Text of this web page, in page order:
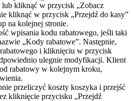
lub kliknąć w przycisk „Zobacz
kliknąć w przycisk „Przejdź do kasy”
na kolejnej stronie.
wpisania kodu rabatowego, jeśli taki
„Kody rabatowe”. Następnie,
i kliknięciu w przycisk
ulegnie modyfikacji. Klient
rabatowy w kolejnym kroku,
przeliczyć koszty koszyka i przejść
kliknięcie przycisku „Przejdź